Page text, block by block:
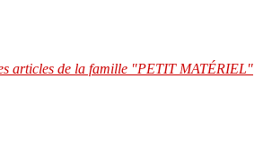
articles de la famille "PETIT MATÉRIEL"